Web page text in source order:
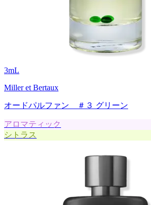
3mL
Miller et Bertaux
オードパルファン ＃３ グリーン
アロマティック
シトラス